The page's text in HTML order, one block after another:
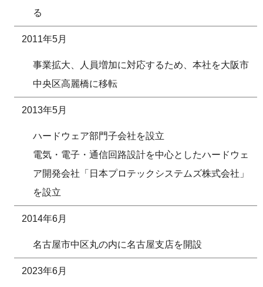
る
2011年5月
事業拡大、人員増加に対応するため、本社を大阪市
中央区高麗橋に移転
2013年5月
ハードウェア部門子会社を設立
電気・電子・通信回路設計を中心としたハードウェ
ア開発会社「日本プロテックシステムズ株式会社」
を設立
2014年6月
名古屋市中区丸の内に名古屋支店を開設
2023年6月